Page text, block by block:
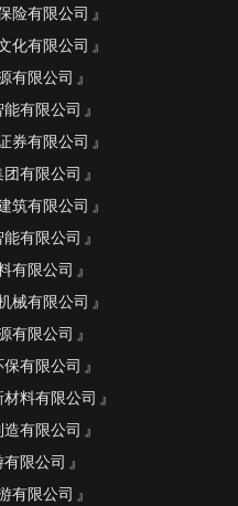
险有限公司
化有限公司
有限公司
有限公司
券有限公司
有限公司
筑有限公司
有限公司
有限公司
械有限公司
有限公司
有限公司
料有限公司
有限公司
限公司
有限公司